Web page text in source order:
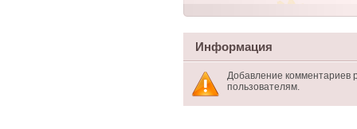
Информация
Добавление комментариев
пользователям.